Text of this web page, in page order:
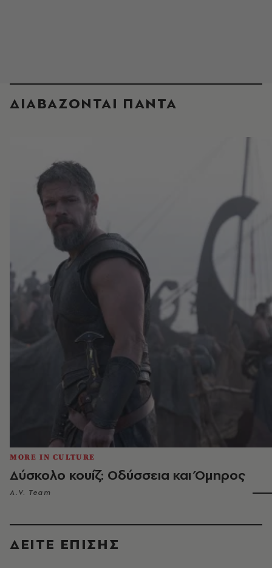
ΔΙΑΒΑΖΟΝΤΑΙ ΠΑΝΤΑ
MORE IN CULTURE
Δύσκολο κουίζ: Οδύσσεια και Όμηρος
A.V. Team
ΔΕΙΤΕ ΕΠΙΣΗΣ